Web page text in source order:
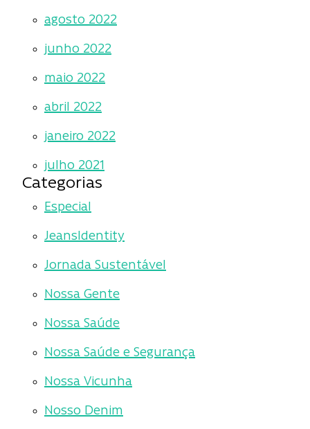
agosto 2022
junho 2022
maio 2022
abril 2022
janeiro 2022
julho 2021
Categorias
Especial
JeansIdentity
Jornada Sustentável
Nossa Gente
Nossa Saúde
Nossa Saúde e Segurança
Nossa Vicunha
Nosso Denim